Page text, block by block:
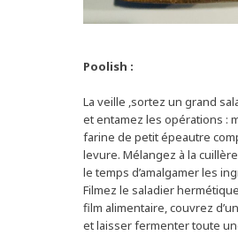
Poolish :
La veille ,sortez un grand
et entamez les opérations :
farine de petit épeautre
levure. Mélangez à la
le temps d’amalgamer les
Filmez le saladier
film alimentaire, couvrez
et laisser fermenter toute